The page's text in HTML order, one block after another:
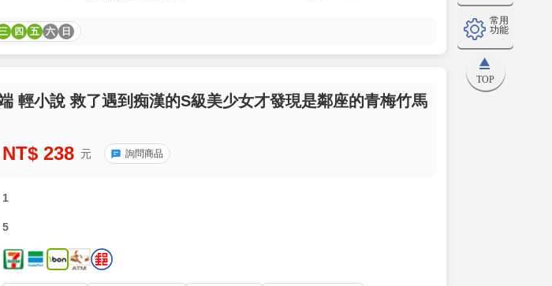
常用
功能
TOP
四 五 六 日
輕小說 救了遇到痴漢的S級美少女才發現是鄰座的青梅竹馬
NT$ 238 元 詢問商品
1
5